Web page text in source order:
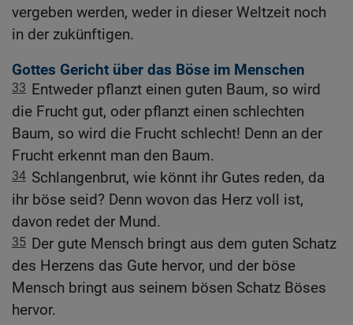
vergeben werden, weder in dieser Weltzeit noch
in der zukünftigen.
Gottes Gericht über das Böse im Menschen
33 Entweder pflanzt einen guten Baum, so wird
die Frucht gut, oder pflanzt einen schlechten
Baum, so wird die Frucht schlecht! Denn an der
Frucht erkennt man den Baum.
34 Schlangenbrut, wie könnt ihr Gutes reden, da
ihr böse seid? Denn wovon das Herz voll ist,
davon redet der Mund.
35 Der gute Mensch bringt aus dem guten Schatz
des Herzens das Gute hervor, und der böse
Mensch bringt aus seinem bösen Schatz Böses
hervor.